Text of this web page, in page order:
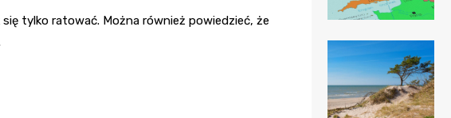
tylko ratować. Można również powiedzieć, że